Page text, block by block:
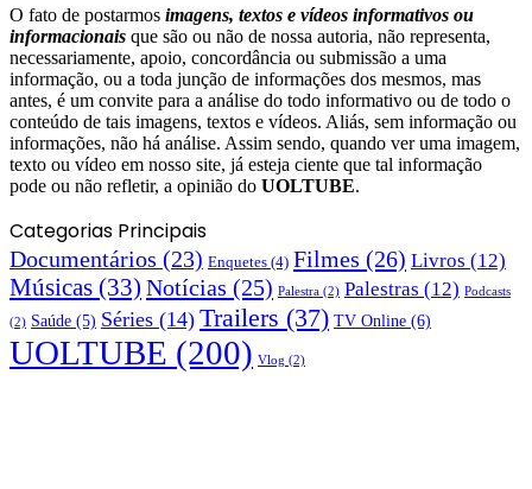
O fato de postarmos imagens, textos e vídeos informativos ou
informacionais que são ou não de nossa autoria, não representa,
necessariamente, apoio, concordância ou submissão a uma
informação, ou a toda junção de informações dos mesmos, mas
antes, é um convite para a análise do todo informativo ou de todo o
conteúdo de tais imagens, textos e vídeos. Aliás, sem informação ou
informações, não há análise. Assim sendo, quando ver uma imagem,
texto ou vídeo em nosso site, já esteja ciente que tal informação
pode ou não refletir, a opinião do UOLTUBE.
Categorias Principais
Documentários (23) Enquetes (4) Filmes (26) Livros (12)
Músicas (33) Notícias (25) Palestra (2) Palestras (12) Podcasts
(2) Saúde (5) Séries (14) Trailers (37) TV Online (6)
UOLTUBE (200) Vlog (2)